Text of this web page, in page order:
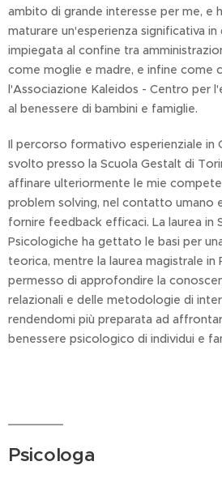
ambito di grande interesse per me, e
maturare un'esperienza significativa
impiegata al confine tra
come moglie e madre, e infine come
l'Associazione Kaleidos - Centro per
al benessere di bambini e famiglie.
Il percorso formativo esperienziale in
svolto presso la Scuola Gestalt di
affinare ulteriormente le mie
problem solving, nel contatto umano
fornire feedback efficaci. La laurea in
Psicologiche ha gettato le basi per
teorica, mentre la laurea magistrale in
permesso di approfondire la
relazionali e delle metodologie di
rendendomi più preparata ad
benessere psicologico di individui e
Psicologa